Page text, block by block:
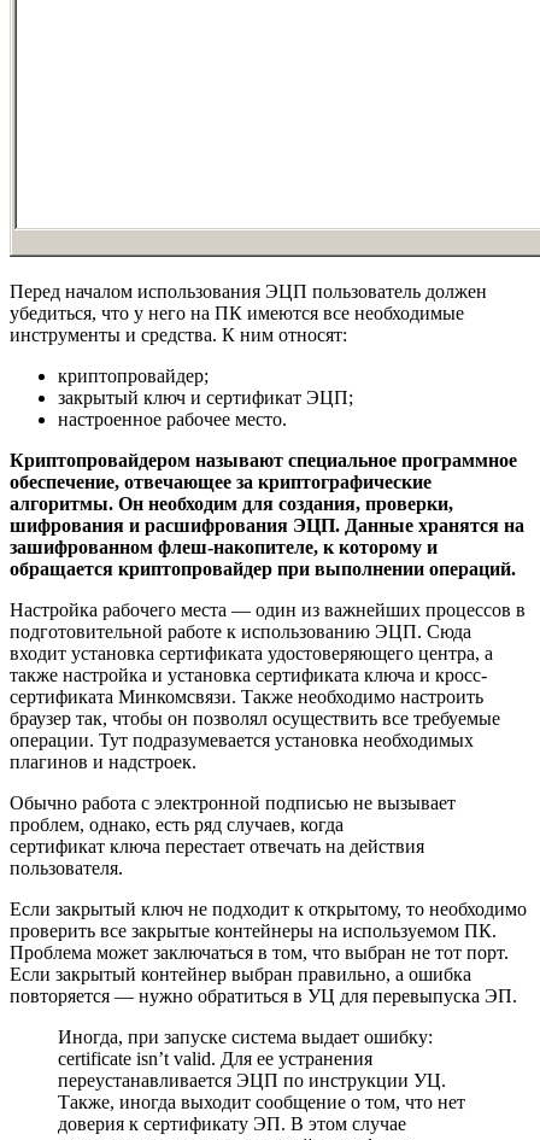
Перед началом использования ЭЦП пользователь должен
убедиться, что у него на ПК имеются все необходимые
инструменты и средства. К ним относят:
криптопровайдер;
закрытый ключ и сертификат ЭЦП;
настроенное рабочее место.
Криптопровайдером называют специальное программное
обеспечение, отвечающее за криптографические
алгоритмы. Он необходим для создания, проверки,
шифрования и расшифрования ЭЦП. Данные хранятся на
зашифрованном флеш-накопителе, к которому и
обращается криптопровайдер при выполнении операций.
Настройка рабочего места — один из важнейших процессов в
подготовительной работе к использованию ЭЦП. Сюда
входит установка сертификата удостоверяющего центра, а
также настройка и установка сертификата ключа и кросс-
сертификата Минкомсвязи. Также необходимо настроить
браузер так, чтобы он позволял осуществить все требуемые
операции. Тут подразумевается установка необходимых
плагинов и надстроек.
Обычно работа с электронной подписью не вызывает
проблем, однако, есть ряд случаев, когда
сертификат ключа перестает отвечать на действия
пользователя.
Если закрытый ключ не подходит к открытому, то необходимо
проверить все закрытые контейнеры на используемом ПК.
Проблема может заключаться в том, что выбран не тот порт.
Если закрытый контейнер выбран правильно, а ошибка
повторяется — нужно обратиться в УЦ для перевыпуска ЭП.
Иногда, при запуске система выдает ошибку:
certificate isn’t valid. Для ее устранения
переустанавливается ЭЦП по инструкции УЦ.
Также, иногда выходит сообщение о том, что нет
доверия к сертификату ЭП. В этом случае